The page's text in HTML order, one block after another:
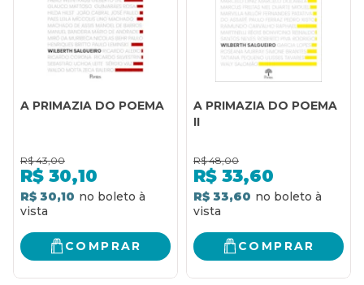
A PRIMAZIA DO POEMA
R$ 43,00
R$ 30,10
R$ 30,10
COMPRAR
A PRIMAZIA DO POEMA
II
R$ 48,00
R$ 33,60
R$ 33,60
COMPRAR